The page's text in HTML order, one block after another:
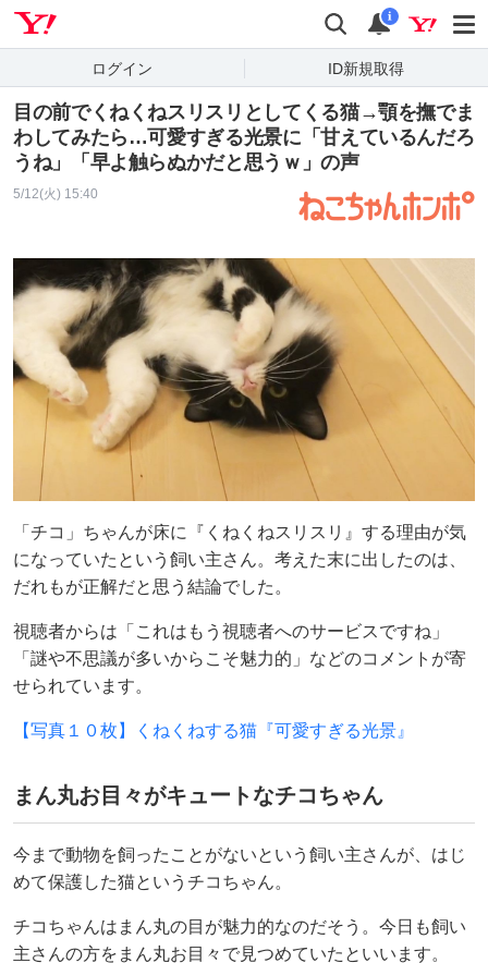
検索 通知
i
ログイン ID新規取得
目の前でくねくねスリスリとしてくる猫→顎を撫でま
わしてみたら…可愛すぎる光景に「甘えているんだろ
うね」「早よ触らぬかだと思うｗ」の声
5/12(火) 15:40
「チコ」ちゃんが床に『くねくねスリスリ』する理由が気
になっていたという飼い主さん。考えた末に出したのは、
だれもが正解だと思う結論でした。
視聴者からは「これはもう視聴者へのサービスですね」
「謎や不思議が多いからこそ魅力的」などのコメントが寄
せられています。
【写真１０枚】くねくねする猫『可愛すぎる光景』
まん丸お目々がキュートなチコちゃん
今まで動物を飼ったことがないという飼い主さんが、はじ
めて保護した猫というチコちゃん。
チコちゃんはまん丸の目が魅力的なのだそう。今日も飼い
主さんの方をまん丸お目々で見つめていたといいます。